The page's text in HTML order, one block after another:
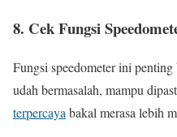
8. Cek Fungsi
Fungsi speedometer ini
udah bermasalah, mampu
terpercayabakal merasa lebih